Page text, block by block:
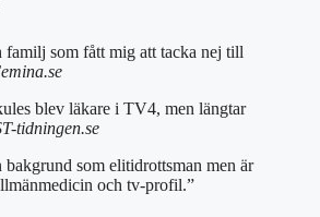
familj som fått mig att tacka nej till
blev läkare i TV4, men längtar
tidningen.se
bakgrund som elitidrottsman men är
och tv-profil.”